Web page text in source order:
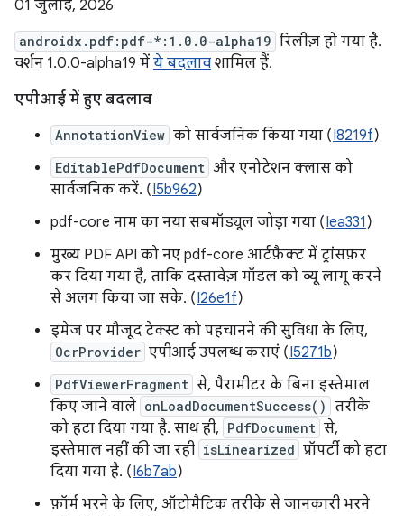
01 जुलाई, 2026
androidx.pdf:pdf-*:1.0.0-alpha19 रिलीज़ हो गया है.
वर्शन 1.0.0-alpha19 में ये बदलाव शामिल हैं.
एपीआई में हुए बदलाव
AnnotationView को सार्वजनिक किया गया (I8219f)
EditablePdfDocument और एनोटेशन क्लास को
सार्वजनिक करें. (I5b962)
pdf-core नाम का नया सबमॉड्यूल जोड़ा गया (Iea331 )
मुख्य PDF API को नए pdf-core आर्टफ़ैक्ट में ट्रांसफ़र
कर दिया गया है, ताकि दस्तावेज़ मॉडल को व्यू लागू करने
से अलग किया जा सके. (I26e1f)
इमेज पर मौजूद टेक्स्ट को पहचानने की सुविधा के लिए,
OcrProvider एपीआई उपलब्ध कराएं (I5271b)
PdfViewerFragment से, पैरामीटर के बिना इस्तेमाल
किए जाने वाले onLoadDocumentSuccess() तरीके
को हटा दिया गया है. साथ ही, PdfDocument से,
इस्तेमाल नहीं की जा रही isLinearized प्रॉपर्टी को हटा
दिया गया है. (I6b7ab)
फ़ॉर्म भरने के लिए, ऑटोमैटिक तरीके से जानकारी भरने